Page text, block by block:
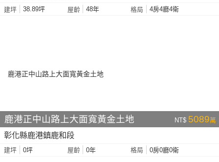
建坪 38.89坪 屋齡 48年 格局 4房4廳4衛
鹿港正中山路上大面寬黃金土地 NT$ 5089萬
彰化縣鹿港鎮鹿和段
建坪 0坪 屋齡 0年 格局 0房0廳0衛